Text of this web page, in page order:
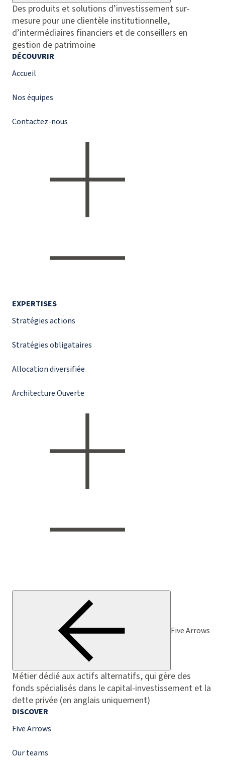
Des produits et solutions d’investissement sur-
mesure pour une clientèle institutionnelle,
d’intermédiaires financiers et de conseillers en
gestion de patrimoine
DÉCOUVRIR
Accueil
Nos équipes
Contactez-nous
EXPERTISES
Stratégies actions
Stratégies obligataires
Allocation diversifiée
Architecture Ouverte
Five Arrows
Métier dédié aux actifs alternatifs, qui gère des
fonds spécialisés dans le capital-investissement et la
dette privée (en anglais uniquement)
DISCOVER
Five Arrows
Our teams